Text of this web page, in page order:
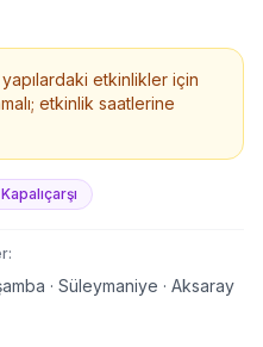
etkinlikler için
etkinlik saatlerine
Kapalıçarşı
· Süleymaniye · Aksaray